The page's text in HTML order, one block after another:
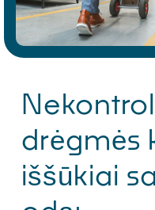
drėgmės
iššūkiai